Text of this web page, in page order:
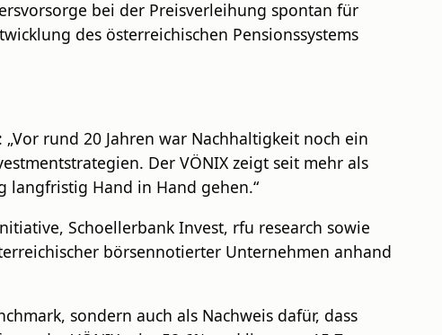
bei der Preisverleihung spontan für
des österreichischen Pensionssystems
rund 20 Jahren war Nachhaltigkeit noch ein
Der VÖNIX zeigt seit mehr als
langfristig Hand in Hand gehen.“
Schoellerbank Invest, rfu research sowie
börsennotierter Unternehmen anhand
sondern auch als Nachweis dafür, dass